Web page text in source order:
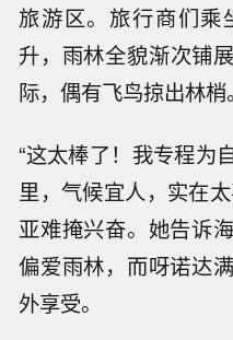
旅游区。旅行商们
升，雨林全貌渐次铺
际，偶有飞鸟掠出林梢。
“这太棒了！我专程为
里，气候宜人，实在
亚难掩兴奋。她告诉
偏爱雨林，而呀诺达
外享受。